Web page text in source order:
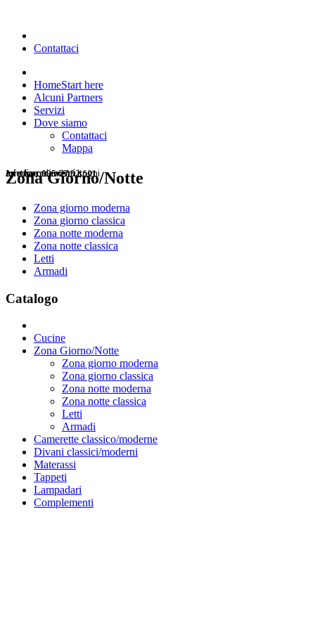
Contattaci
HomeStart here
Alcuni Partners
Servizi
Dove siamo
Contattaci
Mappa
Arrediamo i vostri sogni
arietearredamenti.it
Info line: 095 77 92 601
arietearredamenti.it
Zona Giorno/Notte
Zona giorno moderna
Zona giorno classica
Zona notte moderna
Zona notte classica
Letti
Armadi
Catalogo
Cucine
Zona Giorno/Notte
Zona giorno moderna
Zona giorno classica
Zona notte moderna
Zona notte classica
Letti
Armadi
Camerette classico/moderne
Divani classici/moderni
Materassi
Tappeti
Lampadari
Complementi